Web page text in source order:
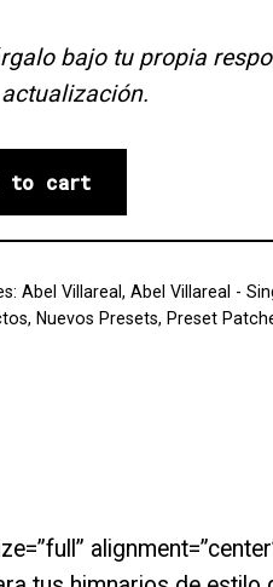
bajo tu propia
to cart
Abel Villareal , Abel Villareal -
, Nuevos Presets, Preset